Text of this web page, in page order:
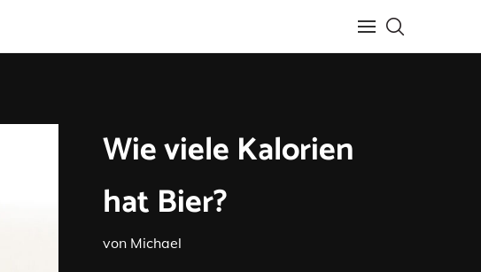
Wie viele Kalorien
hat Bier?
von Michael